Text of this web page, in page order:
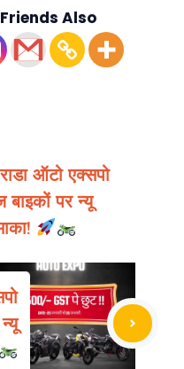
Also
राडा ऑटो एक्सपो
बाइकों पर न्यू